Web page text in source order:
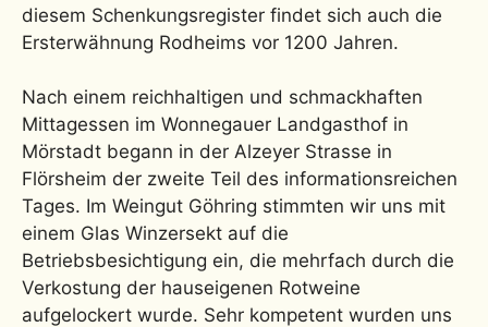
diesem Schenkungsregister findet sich auch die
Ersterwähnung Rodheims vor 1200 Jahren.
Nach einem reichhaltigen und schmackhaften
Mittagessen im Wonnegauer Landgasthof in
Mörstadt begann in der Alzeyer Strasse in
Flörsheim der zweite Teil des informationsreichen
Tages. Im Weingut Göhring stimmten wir uns mit
einem Glas Winzersekt auf die
Betriebsbesichtigung ein, die mehrfach durch die
Verkostung der hauseigenen Rotweine
aufgelockert wurde. Sehr kompetent wurden uns